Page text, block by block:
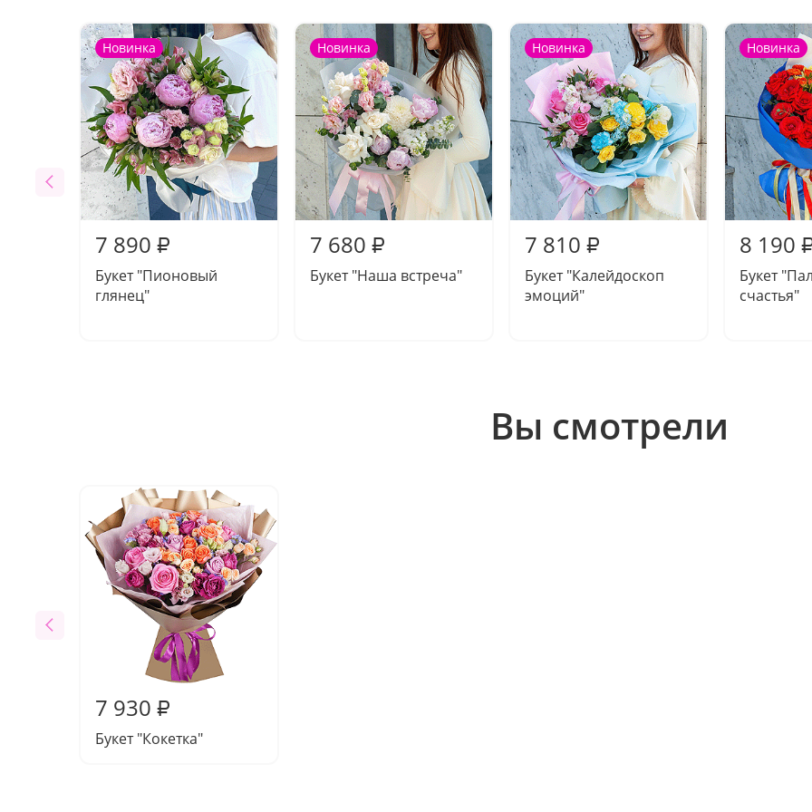
Новинка
7 890 ₽
Букет "Пионовый
глянец"
Новинка
7 680 ₽
Букет "Наша встреча"
Новинка
7 810 ₽
Букет "Калейдоскоп
эмоций"
Новинка
8 190
Букет
счастья"
Вы смотрели
7 930 ₽
Букет "Кокетка"